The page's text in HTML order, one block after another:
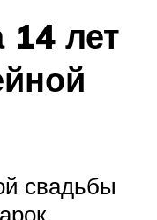
14 лет
свадьбы